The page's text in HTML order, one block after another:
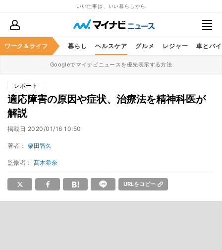
いい仕事は、いい暮らしから
ワーク＆ライフ
ススキル マネー 暮らし ヘルスケア グルメ レジャー 車とバ
Googleでマイナビニュースを優先表示する方法
レポート
適応障害の原因や症状、治療法を精神科医が
解説
掲載日 2020/01/16 10:50
著者： 栗田智久
監修者：髙木希奈
URLをコピー